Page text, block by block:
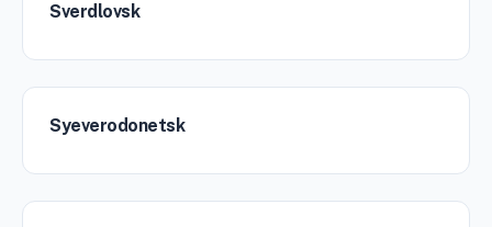
Sverdlovsk
Syeverodonetsk